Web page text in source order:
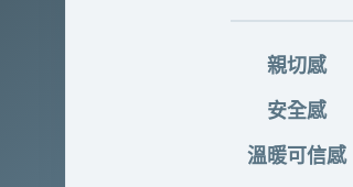
親切感
安全感
溫暖可信感